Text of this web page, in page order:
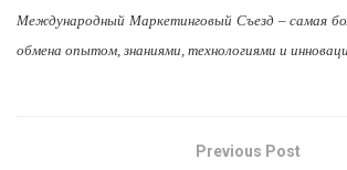
Международный Маркетинговый Съезд – самая
обмена опытом, знаниями, технологиями и
Previous Post